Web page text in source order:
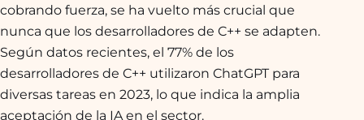
cobrando fuerza, se ha vuelto más crucial que
nunca que los desarrolladores de C++ se adapten.
Según datos recientes, el 77% de los
desarrolladores de C++ utilizaron ChatGPT para
diversas tareas en 2023, lo que indica la amplia
aceptación de la IA en el sector.